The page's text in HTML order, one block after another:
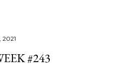
2021
#243